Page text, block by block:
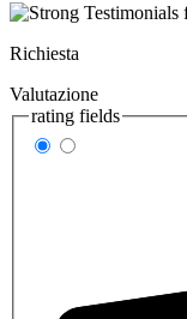
Richiesta
Valutazione
rating fields